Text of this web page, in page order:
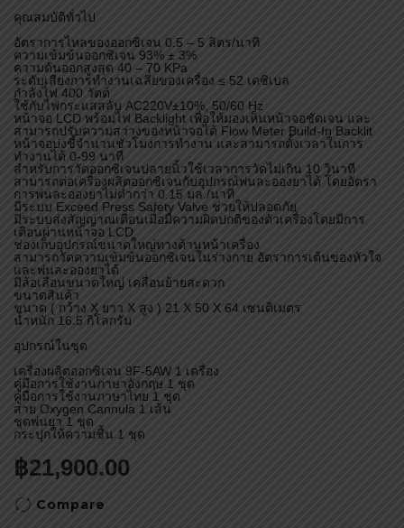
คุณสมบัติทั่วไป
อัตราการไหลของออกซิเจน 0.5 – 5 ลิตร/นาที
ความเข้มข้นออกซิเจน 93% ± 3%
ความดันออกสูงสุด 40 – 70 KPa
ระดับเสียงการทำงานเฉลี่ยของเครื่อง ≤ 52 เดซิเบล
กำลังไฟ 400 วัตต์
ใช้กับไฟกระแสสลับ AC220V±10%, 50/60 Hz
หน้าจอ LCD พร้อมไฟ Backlight เพื่อให้มองเห็นหน้าจอชัดเจน และ
สามารถปรับความสว่างของหน้าจอได้ Flow Meter Build-In Backlit
หน้าจอบ่งชี้จำนวนชั่วโมงการทำงาน และสามารถตั้งเวลาในการ
ทำงานได้ 0-99 นาที
สำหรับการวัดออกซิเจนปลายนิ้วใช้เวลาการวัดไม่เกิน 10 วินาที
สามารถต่อเครื่องผลิตออกซิเจนกับอุปกรณ์พ่นละอองยาได้ โดยอัตรา
การพ่นละอองยาไม่ต่ำกว่า 0.15 มล./นาที
มีระบบ Exceed Press Safety Valve ช่วยให้ปลอดภัย
มีระบบส่งสัญญาณเตือนเมื่อมีความผิดปกติของตัวเครื่องโดยมีการ
เตือนผ่านหน้าจอ LCD
ช่องเก็บอุปกรณ์ขนาดใหญ่ทางด้านหน้าเครื่อง
สามารถวัดความเข้มข้นออกซิเจนในร่างกาย อัตราการเต้นของหัวใจ
และพ่นละอองยาได้
มีล้อเลื่อนขนาดใหญ่ เคลื่อนย้ายสะดวก
ขนาดสินค้า
ขนาด ( กว้าง X ยาว X สูง ) 21 X 50 X 64 เซนติเมตร
น้ำหนัก 16.5 กิโลกรัม
อุปกรณ์ในชุด
เครื่องผลิตออกซิเจน 9F-5AW 1 เครื่อง
คู่มือการใช้งานภาษาอังกฤษ 1 ชุด
คู่มือการใช้งานภาษาไทย 1 ชุด
สาย Oxygen Cannula 1 เส้น
ชุดพ่นยา 1 ชุด
กระปุกให้ความชื้น 1 ชุด
฿21,900.00
Compare